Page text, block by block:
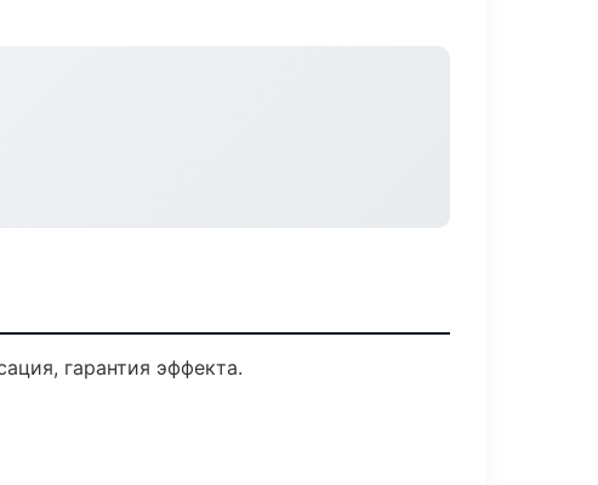
гарантия эффекта.